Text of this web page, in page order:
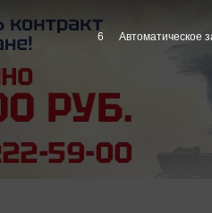
5 Автоматическое